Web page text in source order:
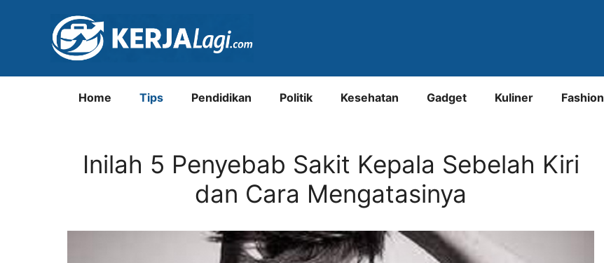
Home Tips Pendidikan Politik Kesehatan Gadget Kuliner Fashion
Inilah 5 Penyebab Sakit Kepala Sebelah Kiri
dan Cara Mengatasinya